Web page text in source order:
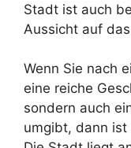
Stadt ist auch
Aussicht auf
Wenn Sie nach
eine reiche
sondern auch
umgibt, dann